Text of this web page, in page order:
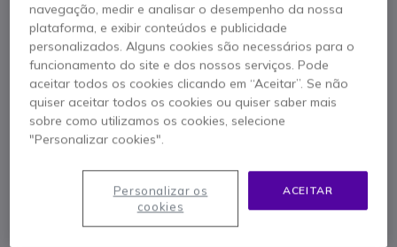
Ver produtos similares
Contacte os nossos peritos - Linha gratuita
800 780 300
F.A.Q Live Chat
Descrição produto
navegação, medir e analisar o desempenho da nossa
plataforma, e exibir conteúdos e publicidade
personalizados. Alguns cookies são necessários para o
funcionamento do site e dos nossos serviços. Pode
aceitar todos os cookies clicando em “Aceitar”. Se não
quiser aceitar todos os cookies ou quiser saber mais
sobre como utilizamos os cookies, selecione
"Personalizar cookies".
ACEITAR
Personalizar os
cookies